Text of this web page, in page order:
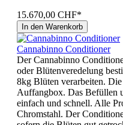
15.670,00 CHF*
In den Warenkorb
Cannabinno Conditioner
Der Cannabinno
oder Blütenveredelung
8kg Blüten verarbeiten.
Auffangbox. Das Befüllen
einfach und schnell. Alle
Chromstahl. Der